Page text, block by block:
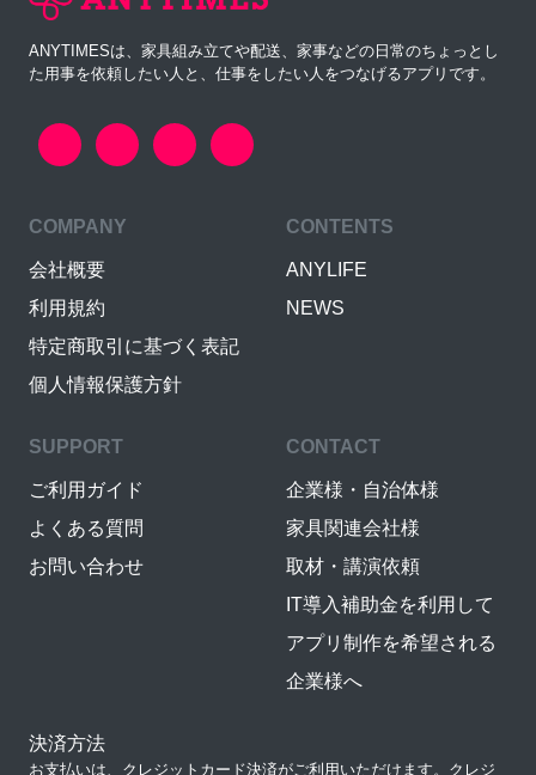
ANYTIMESは、家具組み立てや配送、家事などの日常のちょっとし
た用事を依頼したい人と、仕事をしたい人をつなげるアプリです。
COMPANY
会社概要
利用規約
特定商取引に基づく表記
個人情報保護方針
CONTENTS
ANYLIFE
NEWS
SUPPORT
ご利用ガイド
よくある質問
お問い合わせ
CONTACT
企業様・自治体様
家具関連会社様
取材・講演依頼
IT導入補助金を利用して
アプリ制作を希望される
企業様へ
決済方法
お支払いは、クレジットカード決済がご利用いただけます。クレジ